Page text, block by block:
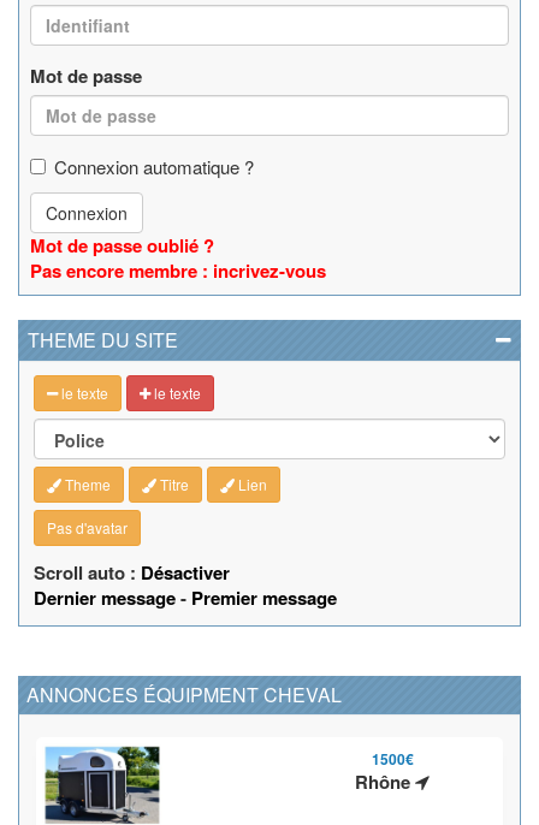
Mot de passe
Connexion automatique ?
Connexion
Mot de passe oublié ?
Pas encore membre : incrivez-vous
THEME DU SITE
le texte le texte
Theme Titre Lien
Pas d'avatar
Scroll auto : Désactiver
Dernier message- Premier message
ANNONCES ÉQUIPMENT CHEVAL
1500€
Rhône